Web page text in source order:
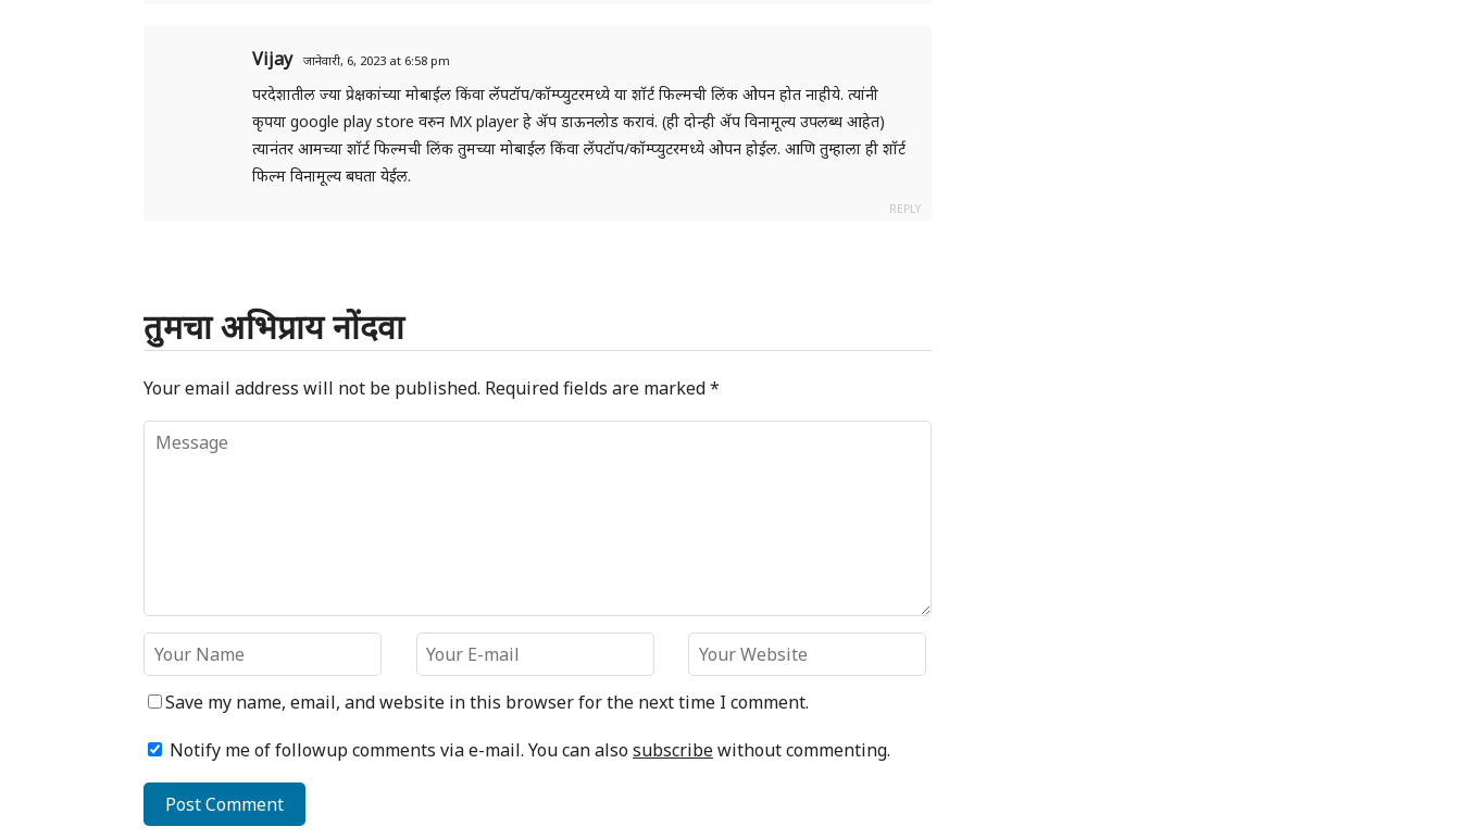
Vijay जानेवारी, 6, 2023 at 6:58 pm
परदेशातील ज्या प्रेक्षकांच्या मोबाईल किंवा लॅपटॉप/कॉम्प्युटरमध्ये या शॉर्ट फिल्मची लिंक ओपन होत नाहीये. त्यांनी
कृपया google play store वरुन MX player हे ॲप डाऊनलोड करावं. (ही दोन्ही ॲप विनामूल्य उपलब्ध आहेत)
त्यानंतर आमच्या शॉर्ट फिल्मची लिंक तुमच्या मोबाईल किंवा लॅपटॉप/कॉम्प्युटरमध्ये ओपन होईल. आणि तुम्हाला ही शॉर्ट
फिल्म विनामूल्य बघता येईल.
REPLY
तुमचा अभिप्राय नोंदवा
Your email address will not be published. Required fields are marked*
Save my name, email, and website in this browser for the next time I comment.
Notify me of followup comments via e-mail. You can alsosubscribewithout commenting.